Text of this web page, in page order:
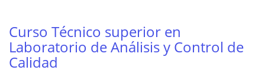
Curso Técnico superior en
Laboratorio de Análisis y Control de
Calidad